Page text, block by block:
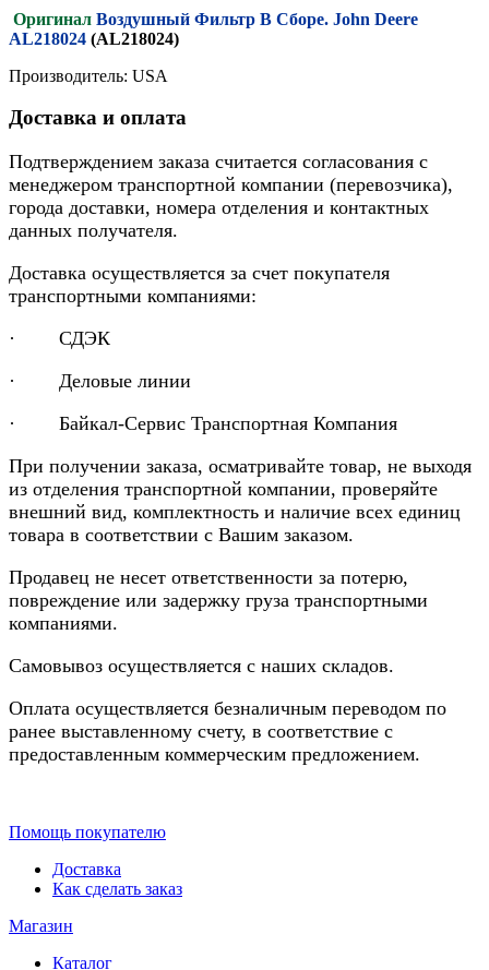
Оригинал Воздушный Фильтр В Сборе. John Deere
AL218024 (AL218024)
Производитель: USA
Доставка и оплата
Подтверждением заказа считается согласования с
менеджером транспортной компании (перевозчика),
города доставки, номера отделения и контактных
данных получателя.
Доставка осуществляется за счет покупателя
транспортными компаниями:
· СДЭК
· Деловые линии
· Байкал-Сервис Транспортная Компания
При получении заказа, осматривайте товар, не выходя
из отделения транспортной компании, проверяйте
внешний вид, комплектность и наличие всех единиц
товара в соответствии с Вашим заказом.
Продавец не несет ответственности за потерю,
повреждение или задержку груза транспортными
компаниями.
Самовывоз осуществляется с наших складов.
Оплата осуществляется безналичным переводом по
ранее выставленному счету, в соответствие с
предоставленным коммерческим предложением.
Помощь покупателю
Доставка
Как сделать заказ
Магазин
Каталог